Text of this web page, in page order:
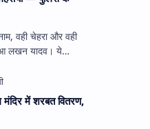
वही चेहरा और वही
यादव। ये
मंदिर में शरबत वितरण,